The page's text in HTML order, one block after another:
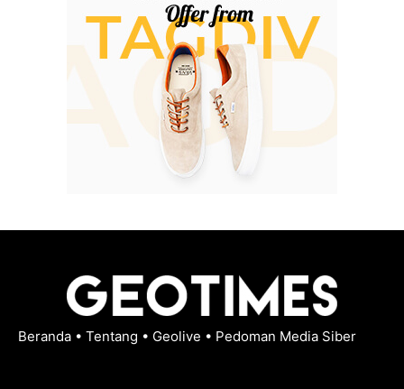
Beranda • Tentang • Geolive • Pedoman Media Siber